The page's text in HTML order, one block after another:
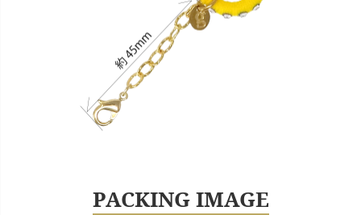
PACKING IMAGE